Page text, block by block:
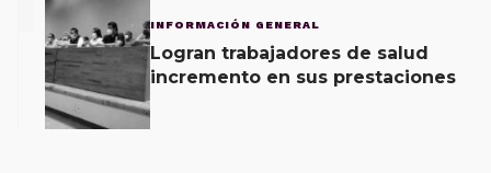
INFORMACIÓN GENERAL
Logran trabajadores de salud
incremento en sus prestaciones